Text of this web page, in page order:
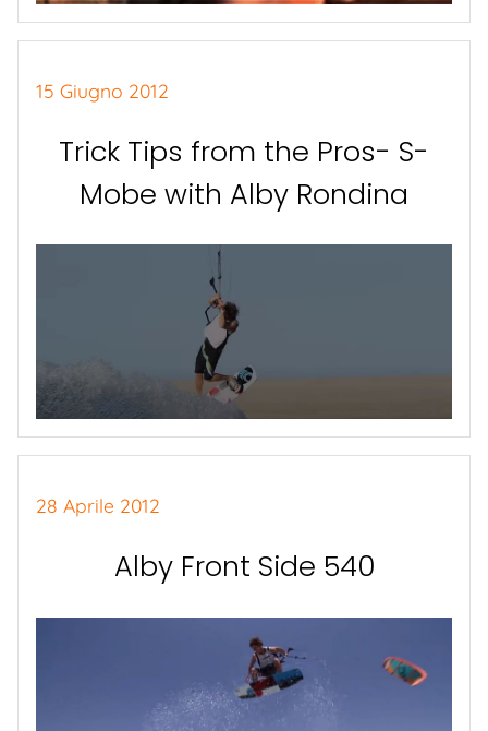
15 Giugno 2012
Trick Tips from the Pros- S-
Mobe with Alby Rondina
28 Aprile 2012
Alby Front Side 540